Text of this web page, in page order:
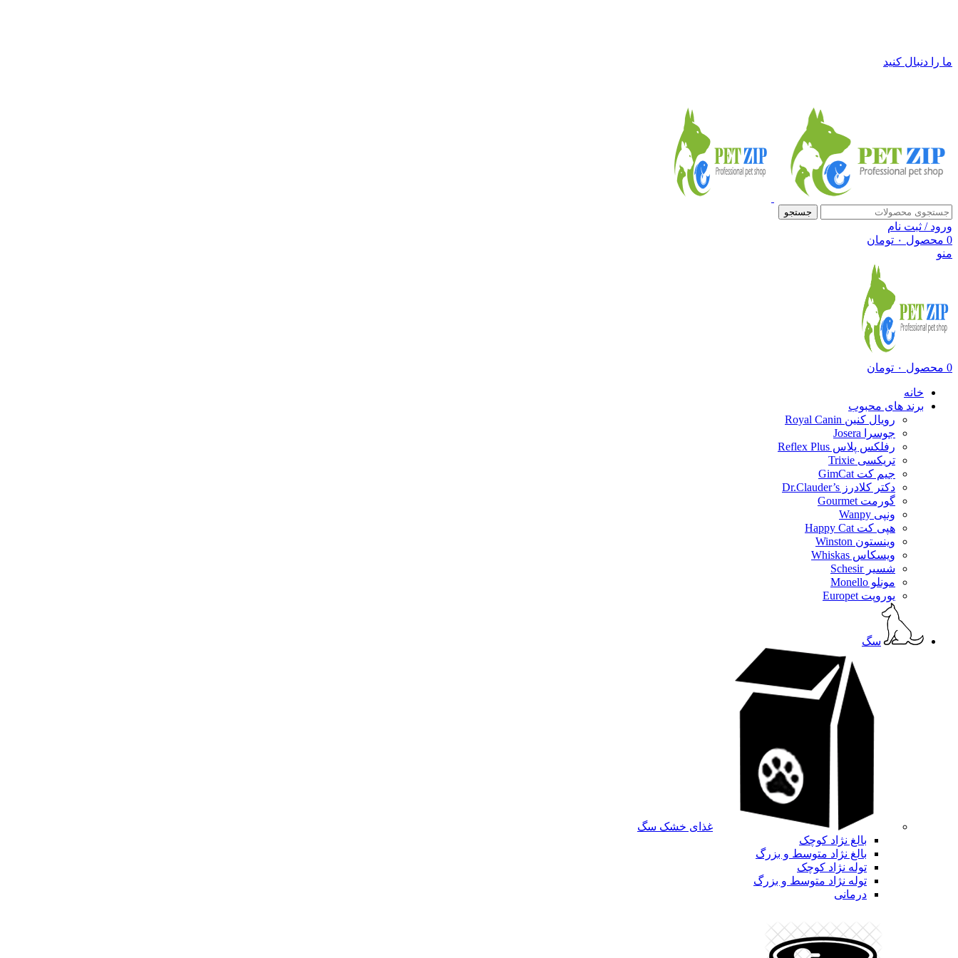
ما را دنبال کنید
جستجو
ورود / ثبت نام
0 محصول ۰ تومان
منو
0 محصول ۰ تومان
خانه
برند های محبوب
رویال کنین Royal Canin
جوسرا Josera
رفلکس پلاس Reflex Plus
تریکسی Trixie
جیم کت GimCat
دکتر کلادرز Dr.Clauder’s
گورمت Gourmet
ونپی Wanpy
هپی کت Happy Cat
وینستون Winston
ویسکاس Whiskas
شسیر Schesir
مونلو Monello
یوروپت Europet
سگ
غذای خشک سگ
بالغ نژاد کوچک
بالغ نژاد متوسط و بزرگ
توله نژاد کوچک
توله نژاد متوسط و بزرگ
درمانی